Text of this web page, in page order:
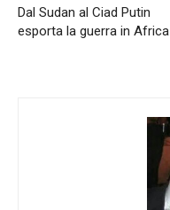
Dal Sudan al Ciad Putin
esporta la guerra in Africa